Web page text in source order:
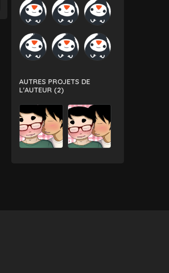
AUTRES PROJETS DE
L'AUTEUR (2)